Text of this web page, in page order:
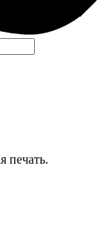
печать.